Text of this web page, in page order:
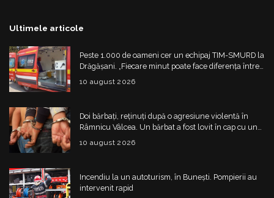
Ultimele articole
Peste 1.000 de oameni cer un echipaj TIM-SMURD la
Drăgășani. „Fiecare minut poate face diferența între
viață și moarte”
10 august 2026
Doi bărbați, reținuți după o agresiune violentă în
Râmnicu Vâlcea. Un bărbat a fost lovit în cap cu un
obiect contondent
10 august 2026
Incendiu la un autoturism, în Bunești. Pompierii au
intervenit rapid